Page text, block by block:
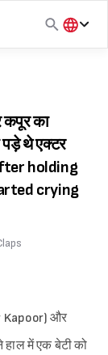
हिंदी
कपूर का
पड़े थे एक्टर
holding
crying
Kapoor) और
में एक बेटी को